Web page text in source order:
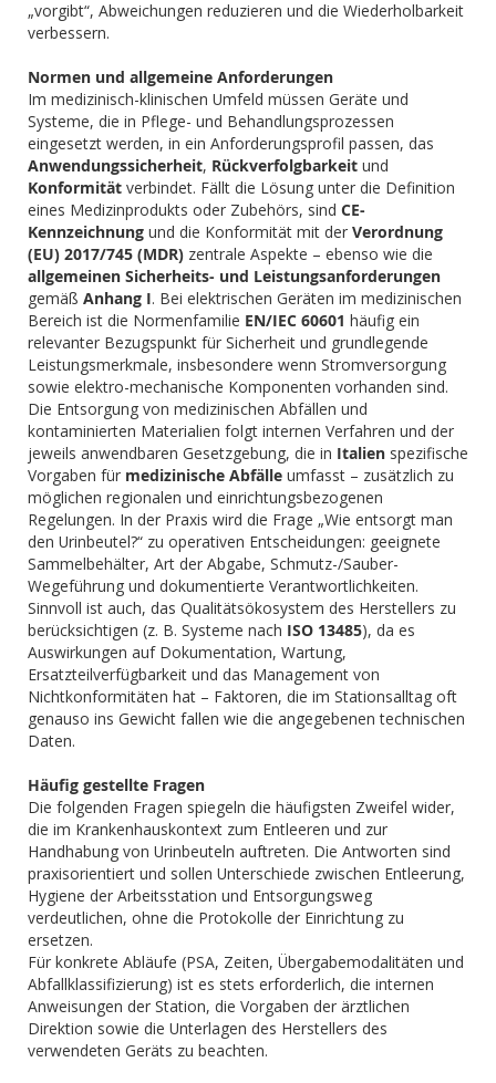
„vorgibt“, Abweichungen reduzieren und die Wiederholbarkeit
verbessern.
Normen und allgemeine Anforderungen
Im medizinisch-klinischen Umfeld müssen Geräte und
Systeme, die in Pflege- und Behandlungsprozessen
eingesetzt werden, in ein Anforderungsprofil passen, das
Anwendungssicherheit, Rückverfolgbarkeit und
Konformität verbindet. Fällt die Lösung unter die Definition
eines Medizinprodukts oder Zubehörs, sind CE-
Kennzeichnung und die Konformität mit der Verordnung
(EU) 2017/745 (MDR) zentrale Aspekte – ebenso wie die
allgemeinen Sicherheits- und Leistungsanforderungen
gemäß Anhang I. Bei elektrischen Geräten im medizinischen
Bereich ist die Normenfamilie EN/IEC 60601 häufig ein
relevanter Bezugspunkt für Sicherheit und grundlegende
Leistungsmerkmale, insbesondere wenn Stromversorgung
sowie elektro-mechanische Komponenten vorhanden sind.
Die Entsorgung von medizinischen Abfällen und
kontaminierten Materialien folgt internen Verfahren und der
jeweils anwendbaren Gesetzgebung, die in Italien spezifische
Vorgaben für medizinische Abfälle umfasst – zusätzlich zu
möglichen regionalen und einrichtungsbezogenen
Regelungen. In der Praxis wird die Frage „Wie entsorgt man
den Urinbeutel?“ zu operativen Entscheidungen: geeignete
Sammelbehälter, Art der Abgabe, Schmutz-/Sauber-
Wegeführung und dokumentierte Verantwortlichkeiten.
Sinnvoll ist auch, das Qualitätsökosystem des Herstellers zu
berücksichtigen (z. B. Systeme nach ISO 13485), da es
Auswirkungen auf Dokumentation, Wartung,
Ersatzteilverfügbarkeit und das Management von
Nichtkonformitäten hat – Faktoren, die im Stationsalltag oft
genauso ins Gewicht fallen wie die angegebenen technischen
Daten.
Häufig gestellte Fragen
Die folgenden Fragen spiegeln die häufigsten Zweifel wider,
die im Krankenhauskontext zum Entleeren und zur
Handhabung von Urinbeuteln auftreten. Die Antworten sind
praxisorientiert und sollen Unterschiede zwischen Entleerung,
Hygiene der Arbeitsstation und Entsorgungsweg
verdeutlichen, ohne die Protokolle der Einrichtung zu
ersetzen.
Für konkrete Abläufe (PSA, Zeiten, Übergabemodalitäten und
Abfallklassifizierung) ist es stets erforderlich, die internen
Anweisungen der Station, die Vorgaben der ärztlichen
Direktion sowie die Unterlagen des Herstellers des
verwendeten Geräts zu beachten.